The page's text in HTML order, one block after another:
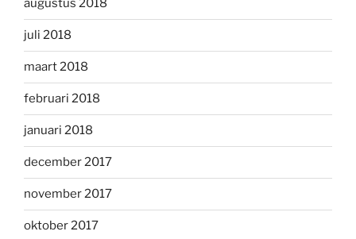
augustus 2018
juli 2018
maart 2018
februari 2018
januari 2018
december 2017
november 2017
oktober 2017